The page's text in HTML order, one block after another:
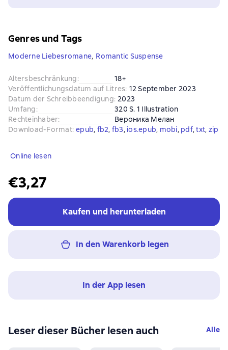
Genres und Tags
Moderne Liebesromane, Romantic Suspense
Altersbeschränkung:
18+
Veröffentlichungsdatum auf Litres: 12 September 2023
Datum der Schreibbeendigung: 2023
Umfang:
320 S. 1 Illustration
Rechteinhaber:
Вероника Мелан
Download-Format: epub, fb2, fb3, ios.epub, mobi, pdf, txt, zip
Online lesen
€3,27
Kaufen und herunterladen
In den Warenkorb legen
In der App lesen
Leser dieser Bücher lesen auch Alle